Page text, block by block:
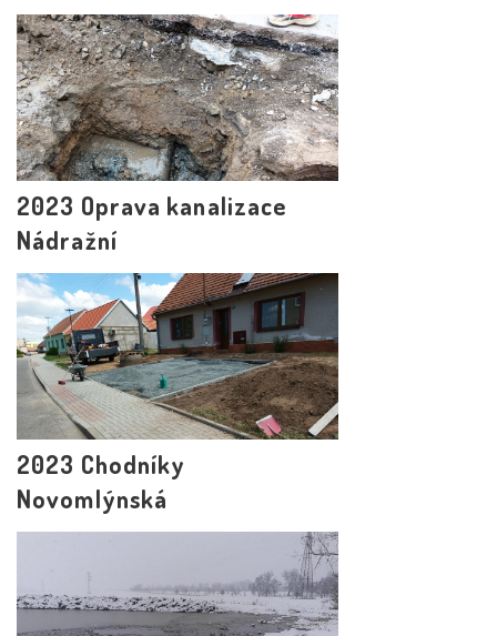
2023 Oprava kanalizace
Nádražní
2023 Chodníky
Novomlýnská